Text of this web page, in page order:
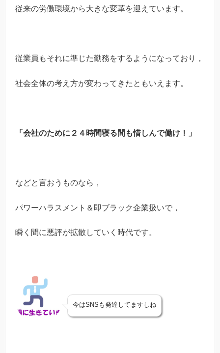
従来の労働環境から大きな変革を迎えています。
従業員もそれに準じた勤務をするようになっており，
社会全体の考え方が変わってきたともいえます。
「会社のために２４時間寝る間も惜しんで働け！」
などと言おうものなら，
パワーハラスメント＆即ブラック企業扱いで，
瞬く間に悪評が拡散していく時代です。
今はSNSも発達してますしね